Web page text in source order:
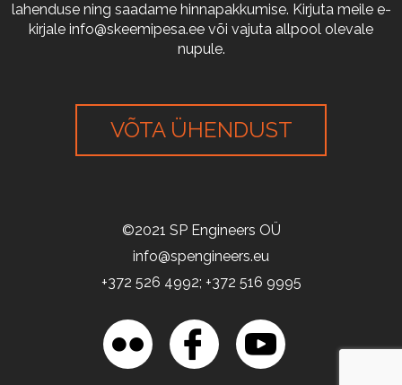
lahenduse ning saadame hinnapakkumise. Kirjuta meile e-
kirjale info@skeemipesa.ee või vajuta allpool olevale
nupule.
VÕTA ÜHENDUST
©2021 SP Engineers OÜ
info@spengineers.eu
+372 526 4992; +372 516 9995